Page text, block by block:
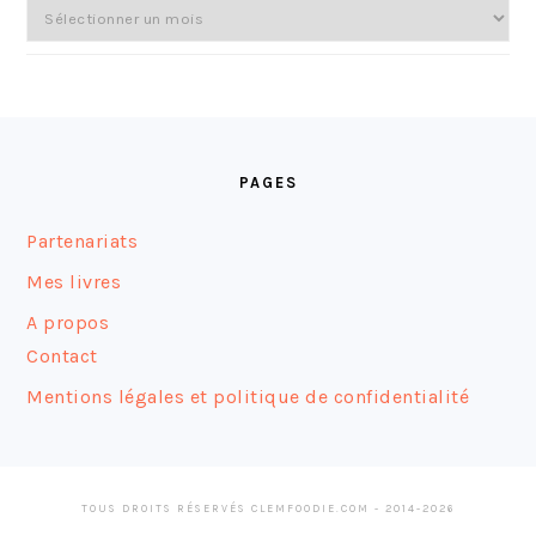
Archives
PAGES
Partenariats
Mes livres
A propos
Contact
Mentions légales et politique de confidentialité
TOUS DROITS RÉSERVÉS CLEMFOODIE.COM - 2014-2026